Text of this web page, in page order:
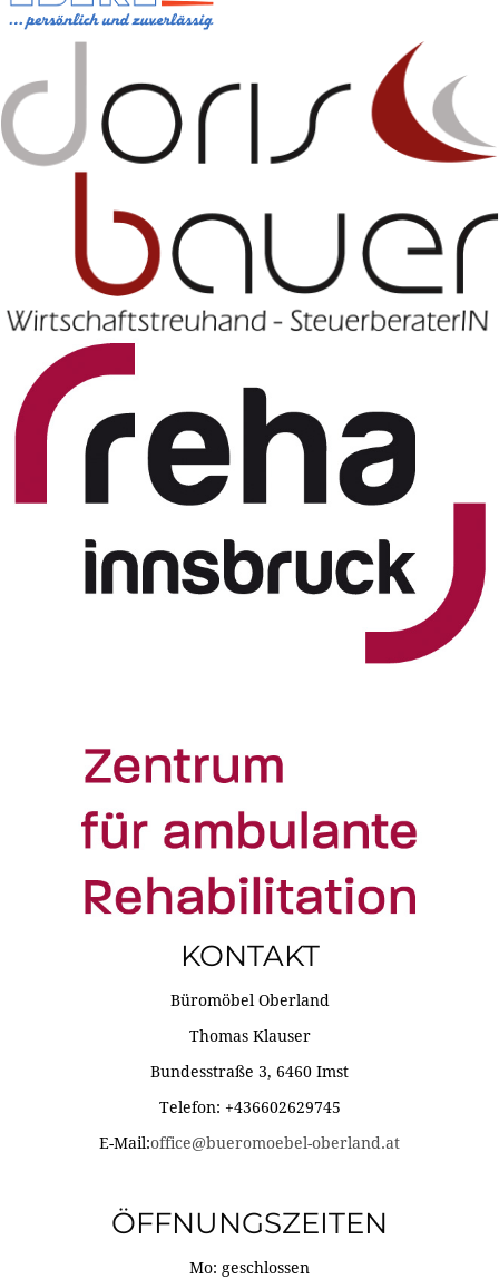
KONTAKT
Büromöbel Oberland
Thomas Klauser
Bundesstraße 3, 6460 Imst
Telefon: +436602629745
E-Mail:office@bueromoebel-oberland.at
ÖFFNUNGSZEITEN
Mo: geschlossen